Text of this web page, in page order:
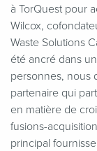
à TorQuest pour
Wilcox,
Waste Solutions
été ancré dans
personnes, nous
partenaire qui
en matière de
fusions-
principal